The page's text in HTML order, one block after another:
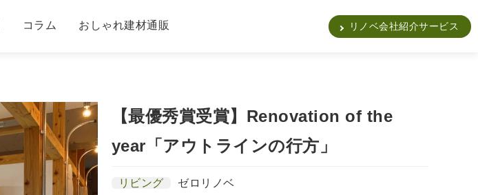
コラム おしゃれ建材通販 リノベ会社紹介サービス
【最優秀賞受賞】Renovation of the
year「アウトラインの行方」
リビング ゼロリノベ